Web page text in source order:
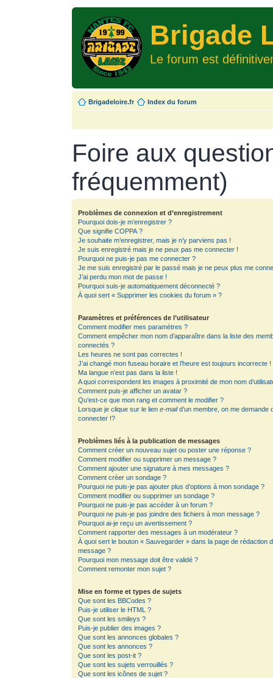
Brigade
Le forum est
Brigadeloire.fr Index du forum
Foire aux
fréquemment)
Problèmes de connexion et d’enregistrement
Pourquoi dois-je m’enregistrer ?
Que signifie COPPA ?
Je souhaite m’enregistrer, mais je n’y parviens pas !
Je suis enregistré mais je ne peux pas me connecter !
Pourquoi ne puis-je pas me connecter ?
Je me suis enregistré par le passé mais je ne peux plus me
J’ai perdu mon mot de passe !
Pourquoi suis-je automatiquement déconnecté ?
À quoi sert « Supprimer les cookies du forum » ?
Paramètres et préférences de l’utilisateur
Comment modifier mes paramètres ?
Comment empêcher mon nom d’apparaître dans la liste des
connectés ?
Les heures ne sont pas correctes !
J’ai changé mon fuseau horaire et l’heure est toujours incorrecte !
Ma langue n’est pas dans la liste !
A quoi correspondent les images à proximité de mon nom
Comment puis-je afficher un avatar ?
Qu’est-ce que mon rang et comment le modifier ?
Lorsque je clique sur le lien e-maild’un membre, on me demande
connecter !?
Problèmes liés à la publication de messages
Comment créer un nouveau sujet ou poster une réponse ?
Comment modifier ou supprimer un message ?
Comment ajouter une signature à mes messages ?
Comment créer un sondage ?
Pourquoi ne puis-je pas ajouter plus d’options à mon sondage ?
Comment modifier ou supprimer un sondage ?
Pourquoi ne puis-je pas accéder à un forum ?
Pourquoi ne puis-je pas joindre des fichiers à mon message ?
Pourquoi ai-je reçu un avertissement ?
Comment rapporter des messages à un modérateur ?
À quoi sert le bouton « Sauvegarder » dans la page de rédaction
message ?
Pourquoi mon message doit être validé ?
Comment remonter mon sujet ?
Mise en forme et types de sujets
Que sont les BBCodes ?
Puis-je utiliser le HTML ?
Que sont les smileys ?
Puis-je publier des images ?
Que sont les annonces globales ?
Que sont les annonces ?
Que sont les post-it ?
Que sont les sujets verrouillés ?
Que sont les icônes de sujet ?